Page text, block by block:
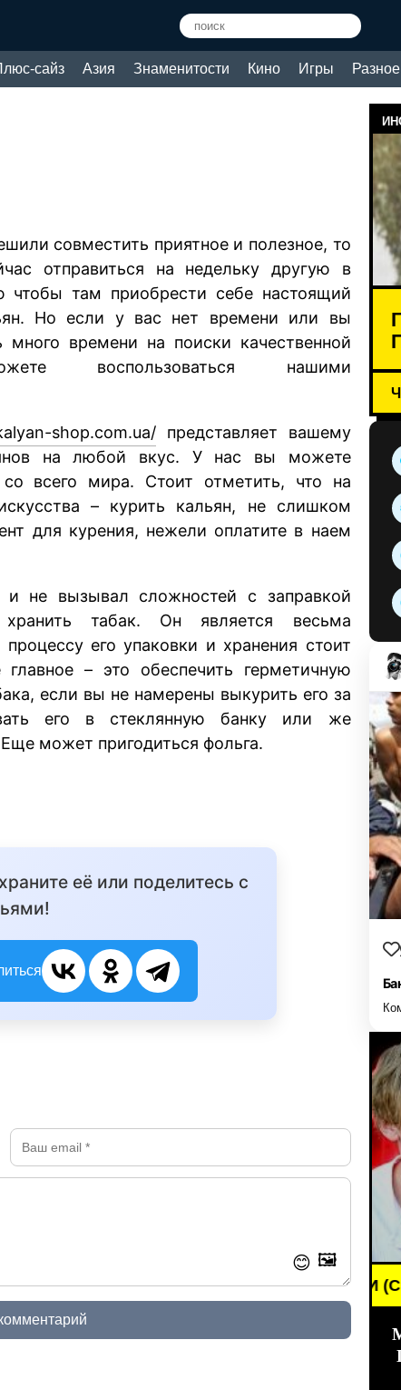
сайз Азия Знаменитости Кино Игры Разное
совместить приятное и полезное, то
отправиться на недельку другую в
чтобы там приобрести себе настоящий
Но если у вас нет времени или вы
много времени на поиски качественной
воспользоваться нашими
shop.com.ua/ представляет вашему
на любой вкус. У нас вы можете
всего мира. Стоит отметить, что на
– курить кальян, не слишком
для курения, нежели оплатите в наем
не вызывал сложностей с заправкой
табак. Он является весьма
его упаковки и хранения стоит
– это обеспечить герметичную
если вы не намерены выкурить его за
его в стеклянную банку или же
может пригодиться фольга.
её или поделитесь с
😊 🖼️
BREAKING NEWS /// НОВОСТИ (СМИ) ///